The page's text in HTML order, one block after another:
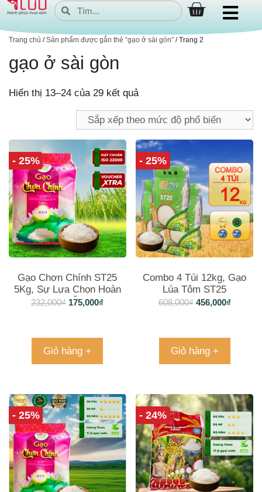
Trang chủ /Sản phẩm được gắn thẻ “gạo ở sài gòn” / Trang 2
gạo ở sài gòn
Hiển thị 13–24 của 29 kết quả
- 25%
Gạo Chơn Chính ST25
5Kg, Sự Lựa Chọn Hoàn
Hảo Cho Bữa Ăn Gia Đình
232,000₫ 175,000₫
Giỏ hàng +
- 25%
Combo 4 Túi 12kg, Gạo
Lúa Tôm ST25
608,000₫ 456,000₫
Giỏ hàng +
- 25% - 24%